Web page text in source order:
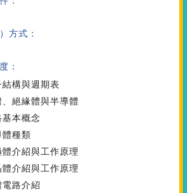
方式：
：
結構與週期表
、絕緣體與半導體
基本概念
體種類
體介紹與工作原理
體介紹與工作原理
電路介紹